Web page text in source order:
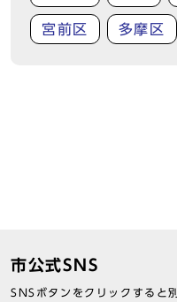
宮前区 多摩区
市公式SNS
SNSボタンをクリックすると